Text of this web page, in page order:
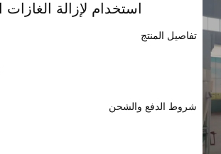
استخدام لإزالة
تفاصيل المنتج
شروط الدفع والشحن